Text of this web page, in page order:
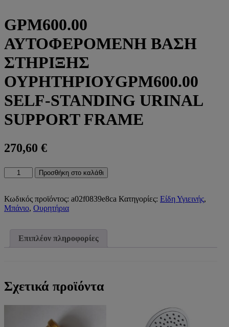
GPM600.00
ΑΥΤΟΦΕΡΟΜΕΝΗ ΒΑΣΗ
ΣΤΗΡΙΞΗΣ
ΟΥΡΗΤΗΡΙΟΥGPM600.00
SELF-STANDING URINAL
SUPPORT FRAME
270,60 €
GPM600.00
ΑΥΤΟΦΕΡΟΜΕΝΗ
ΣΤΗΡΙΞΗΣ
ΟΥΡΗΤΗΡΙΟΥGPM600.00
URINAL
SUPPORT
Προσθήκη στο καλάθι
Κωδικός προϊόντος: a02f0839e8ca Κατηγορίες: Είδη Υγιεινής,
Μπάνιο, Ουρητήρια
Επιπλέον πληροφορίες
Σχετικά προϊόντα